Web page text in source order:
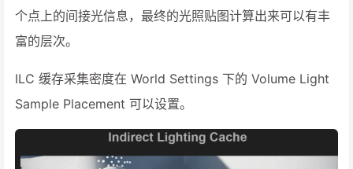
个点上的间接光信息，最终的光照贴图计算出来可以有丰
富的层次。
ILC 缓存采集密度在 World Settings 下的 Volume Light
Sample Placement 可以设置。